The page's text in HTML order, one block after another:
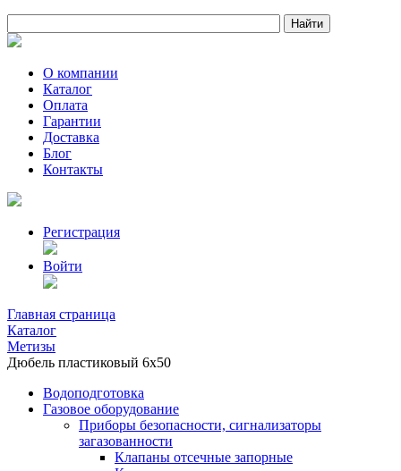
О компании
Каталог
Оплата
Гарантии
Доставка
Блог
Контакты
Регистрация
Войти
Главная страница
Каталог
Метизы
Дюбель пластиковый 6х50
Водоподготовка
Газовое оборудование
Приборы безопасности, сигнализаторы
загазованности
Клапаны отсечные запорные